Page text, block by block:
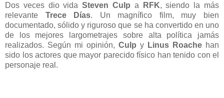
Dos veces dio vidaSteven Culp a RFK, siendo la más
relevante Trece Días. Un magnífico film, muy bien
documentado, sólido y riguroso que se ha convertido en uno
de los mejores largometrajes sobre alta política jamás
realizados. Según mi opinión, Culp y Linus Roache han
sido los actores que mayor parecido físico han tenido con el
personaje real.